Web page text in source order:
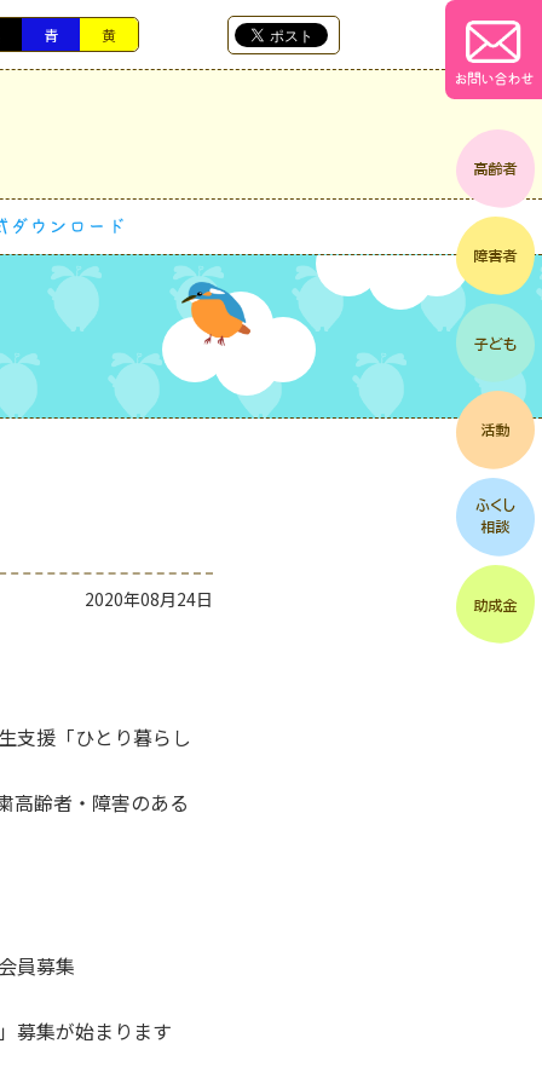
青 黄
ダウンロード
お問い合わせ
2020年08月24日
支援「ひとり暮らし
高齢者・障害のある
員募集
募集が始まります